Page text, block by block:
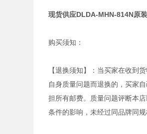
现货供应DLDA-MHN-814N原
购买须知：
【退换须知】：当买家在收到
自身质量问题而退换的，买家
担所有邮费。质量问题评断本
条件的影响，未经过同品牌同